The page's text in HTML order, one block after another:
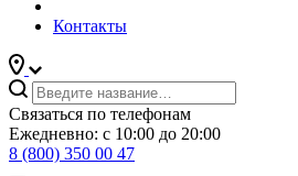
Контакты
Связаться по телефонам
Ежедневно: с 10:00 до 20:00
8 (800) 350 00 47